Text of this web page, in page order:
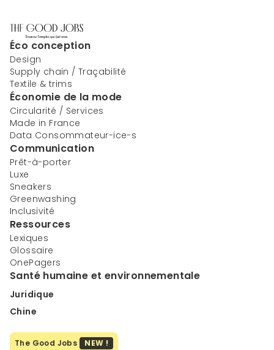
Éco conception
Design
Supply chain / Traçabilité
Textile & trims
Économie de la mode
Circularité / Services
Made in France
Data Consommateur-ice-s
Communication
Prêt-à-porter
Luxe
Sneakers
Greenwashing
Inclusivité
Ressources
Lexiques
Glossaire
OnePagers
Santé humaine et environnementale
Juridique
Chine
The Good Jobs NEW !